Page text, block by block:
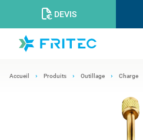
DEVIS
Accueil Produits Outillage Charge